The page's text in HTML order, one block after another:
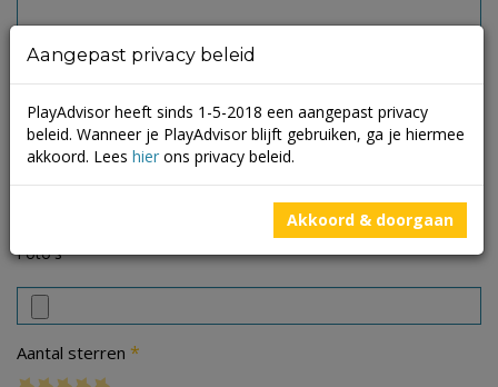
Foto's
Aantal sterren *
Aangepast privacy beleid
PlayAdvisor heeft sinds 1-5-2018 een aangepast privacy
beleid. Wanneer je PlayAdvisor blijft gebruiken, ga je hiermee
akkoord. Lees hier ons privacy beleid.
Akkoord & doorgaan